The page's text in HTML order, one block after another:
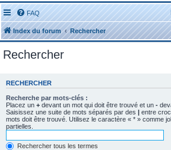
FAQ
Index du forum Rechercher
Rechercher
RECHERCHER
Recherche par mots-clés :
Placez un + devant un mot qui doit être trouvé et un -
Saisissez une suite de mots séparés par des | entre
mots doit être trouvé. Utilisez le caractère « * » comme
partielles.
Rechercher tous les termes